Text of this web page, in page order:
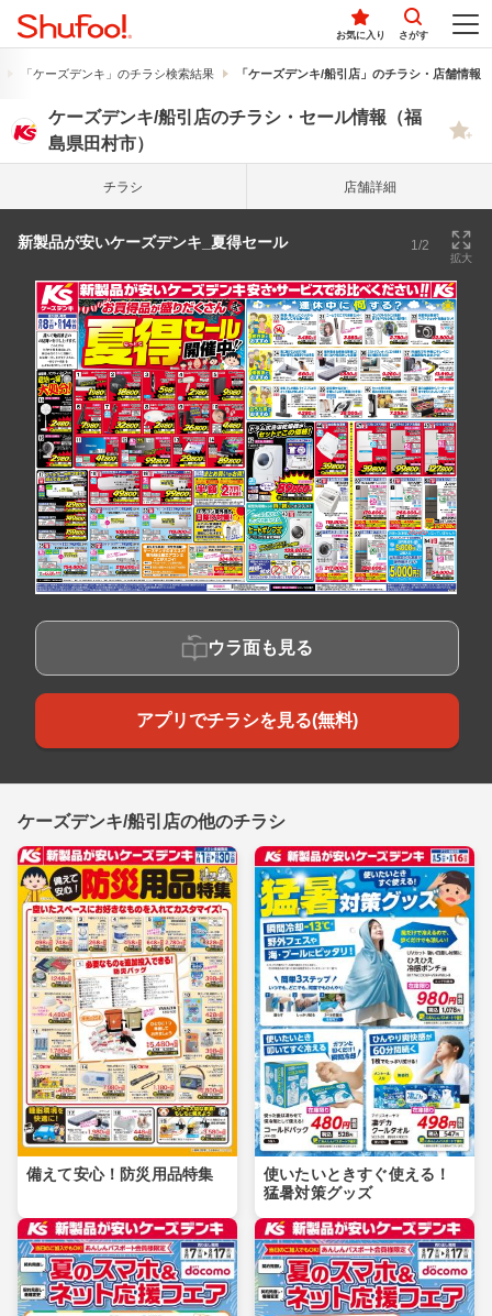
お気に入り さがす
「ケーズデンキ」のチラシ検索結果 「ケーズデンキ/船引店」のチラシ・店舗情報
ケーズデンキ/船引店のチラシ・セール情報（福
島県田村市）
チラシ 店舗詳細
新製品が安いケーズデンキ_夏得セール 1/2
拡大
ウラ面も見る
アプリでチラシを見る(無料)
ケーズデンキ/船引店の他のチラシ
備えて安心！防災用品特集
使いたいときすぐ使える！
猛暑対策グッズ